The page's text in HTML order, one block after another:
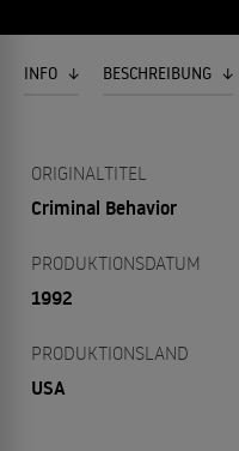
INFO BESCHREIBUNG
ORIGINALTITEL
Criminal Behavior
PRODUKTIONSDATUM
1992
PRODUKTIONSLAND
USA